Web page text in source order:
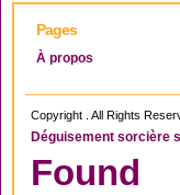
Pages
À propos
Copyright . All Rights
Déguisement sorcière
Found